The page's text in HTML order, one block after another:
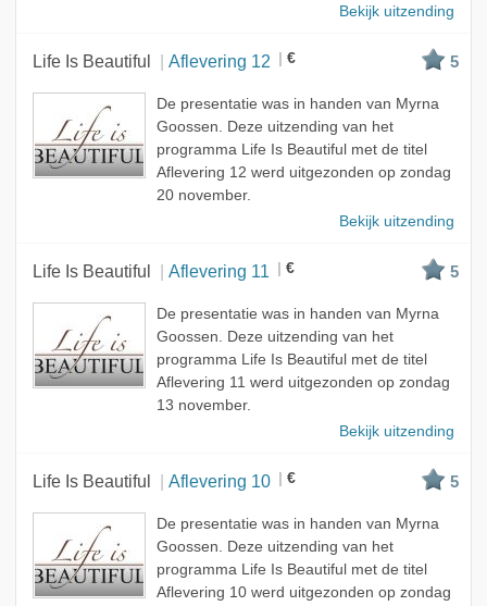
Bekijk uitzending
Life Is Beautiful Aflevering 12 € 5
De presentatie was in handen van Myrna
Goossen. Deze uitzending van het
programma Life Is Beautiful met de titel
Aflevering 12 werd uitgezonden op zondag
20 november.
Bekijk uitzending
Life Is Beautiful Aflevering 11 € 5
De presentatie was in handen van Myrna
Goossen. Deze uitzending van het
programma Life Is Beautiful met de titel
Aflevering 11 werd uitgezonden op zondag
13 november.
Bekijk uitzending
Life Is Beautiful Aflevering 10 € 5
De presentatie was in handen van Myrna
Goossen. Deze uitzending van het
programma Life Is Beautiful met de titel
Aflevering 10 werd uitgezonden op zondag